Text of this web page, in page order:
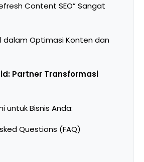
Content SEO” Sangat
dalam Optimasi Konten dan
Partner Transformasi
untuk Bisnis Anda:
Questions (FAQ)